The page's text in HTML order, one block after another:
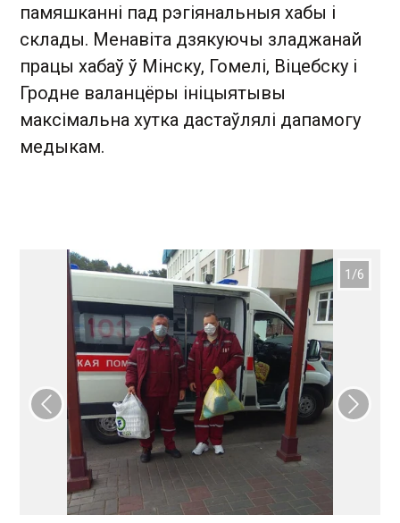
памяшканні пад рэгіянальныя хабы і
склады. Менавіта дзякуючы зладжанай
працы хабаў ў Мінску, Гомелі, Віцебску і
Гродне валанцёры ініцыятывы
максімальна хутка дастаўлялі дапамогу
медыкам.
Папярэдні слайд